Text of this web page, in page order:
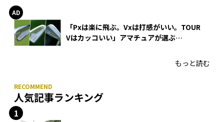
「Pxは楽に飛ぶ。Vxは打感がいい。TOUR
Vはカッコいい」アマチュアが選ぶ
もっと読む
人気記事ランキング